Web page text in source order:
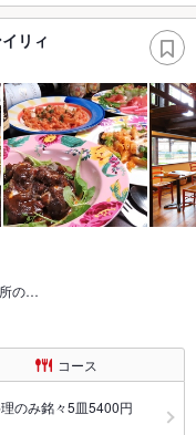
リィ
の…
コース
のみ銘々5皿5400円